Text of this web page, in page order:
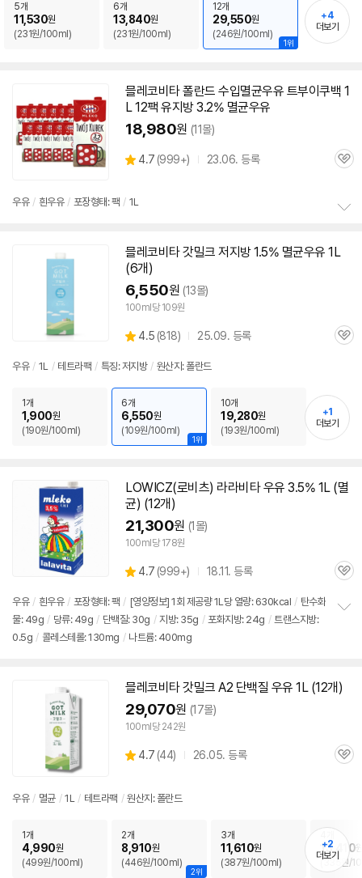
기
5개
11,530원
(231원/100ml)
6개
13,840원
(231원/100ml)
1위
12개
29,550원
(246원/100ml)
+4
더보기
믈레코비타 폴란드 수입멸균우유 트부이쿠백 1
L 12팩 유지방 3.2% 멸균우유
18,980원 (11몰)
별
4.7 (상
999+) 23.06. 등록
관
우유 / 흰우유 / 포장형태: 팩 / 1L
믈레코비타 갓밀크 저지방 1.5% 멸균우유 1L
(6개)
6,550원 (13몰)
100ml당 109원
별
점
4.5 (상
리
뷰
818) 25.09. 등록
관
우유 / 1L / 테트라팩 / 특징: 저지방 / 원산지: 폴란드
1개
1,900원
(190원/100ml)
1위
6개
6,550원
(109원/100ml)
10개
19,280원
(193원/100ml)
+1
더보기
LOWICZ(로비츠) 라라비타우유 3.5% 1L (멸
균) (12개)
21,300원 (1몰)
100ml당 178원
별
점
4.7 (상
리
뷰
999+) 18.11. 등록
관
우유 / 흰우유 / 포장형태: 팩 / [영양정보] 1회 제공량 1L당 열량: 630kcal / 탄수화
물: 49g / 당류: 49g / 단백질: 30g / 지방: 35g / 포화지방: 24g / 트랜스지방:
0.5g / 콜레스테롤: 130mg / 나트륨: 400mg
믈레코비타 갓밀크 A2 단백질 우유 1L (12개)
29,070원 (17몰)
100ml당 242원
별
4.7 (상
44) 26.05. 등록
관
우유 / 멸균 / 1L / 테트라팩 / 원산지: 폴란드
1개
4,990원
(499원/100ml)
2위
2개
8,910원
(446원/100ml)
3개
11,610원
(387원/100ml)
13,410
(335원/
+2
더보기
세부정보 열기/접기